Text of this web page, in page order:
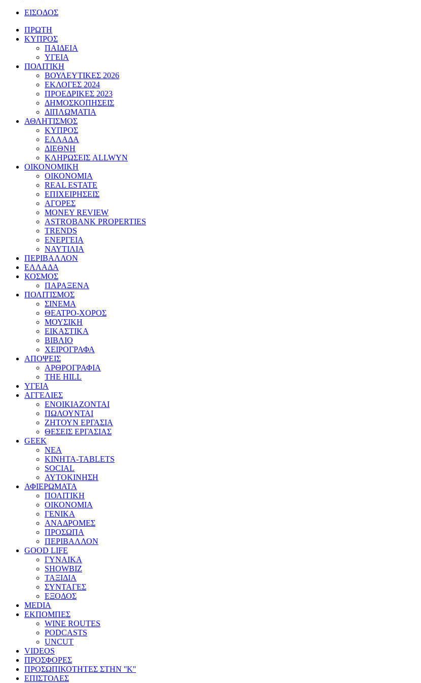
ΕΙΣΟΔΟΣ
ΠΡΩΤΗ
ΚΥΠΡΟΣ
ΠΑΙΔΕΙΑ
ΥΓΕΙΑ
ΠΟΛΙΤΙΚΗ
ΒΟΥΛΕΥΤΙΚΕΣ 2026
ΕΚΛΟΓΕΣ 2024
ΠΡΟΕΔΡΙΚΕΣ 2023
ΔΗΜΟΣΚΟΠΗΣΕΙΣ
ΔΙΠΛΩΜΑΤΙΑ
ΑΘΛΗΤΙΣΜΟΣ
ΚΥΠΡΟΣ
ΕΛΛΑΔΑ
ΔΙΕΘΝΗ
ΚΛΗΡΩΣΕΙΣ ALLWYN
ΟΙΚΟΝΟΜΙΚΗ
ΟΙΚΟΝΟΜΙΑ
REAL ESTATE
ΕΠΙΧΕΙΡΗΣΕΙΣ
ΑΓΟΡΕΣ
MONEY REVIEW
ASTROBANK PROPERTIES
TRENDS
ΕΝΕΡΓΕΙΑ
ΝΑΥΤΙΛΙΑ
ΠΕΡΙΒΑΛΛΟΝ
ΕΛΛΑΔΑ
ΚΟΣΜΟΣ
ΠΑΡΑΞΕΝΑ
ΠΟΛΙΤΙΣΜΟΣ
ΣΙΝΕΜΑ
ΘΕΑΤΡΟ-ΧΟΡΟΣ
ΜΟΥΣΙΚΗ
ΕΙΚΑΣΤΙΚΑ
ΒΙΒΛΙΟ
ΧΕΙΡΟΓΡΑΦΑ
ΑΠΟΨΕΙΣ
ΑΡΘΡΟΓΡΑΦΙΑ
THE HILL
ΥΓΕΙΑ
ΑΓΓΕΛΙΕΣ
ΕΝΟΙΚΙΑΖΟΝΤΑΙ
ΠΩΛΟΥΝΤΑΙ
ΖΗΤΟΥΝ ΕΡΓΑΣΙΑ
ΘΕΣΕΙΣ ΕΡΓΑΣΙΑΣ
GEEK
ΝΕΑ
ΚΙΝΗΤΑ-TABLETS
SOCIAL
ΑΥΤΟΚΙΝΗΣΗ
ΑΦΙΕΡΩΜΑΤΑ
ΠΟΛΙΤΙΚΗ
ΟΙΚΟΝΟΜΙΑ
ΓΕΝΙΚΑ
ΑΝΑΔΡΟΜΕΣ
ΠΡΟΣΩΠΑ
ΠΕΡΙΒΑΛΛΟΝ
GOOD LIFE
ΓΥΝΑΙΚΑ
SHOWBIZ
ΤΑΞΙΔΙΑ
ΣΥΝΤΑΓΕΣ
ΕΞΟΔΟΣ
MEDIA
ΕΚΠΟΜΠΕΣ
WINE ROUTES
PODCASTS
UNCUT
VIDEOS
ΠΡΟΣΦΟΡΕΣ
ΠΡΟΣΩΠΙΚΟΤΗΤΕΣ ΣΤΗΝ ''Κ''
ΕΠΙΣΤΟΛΕΣ